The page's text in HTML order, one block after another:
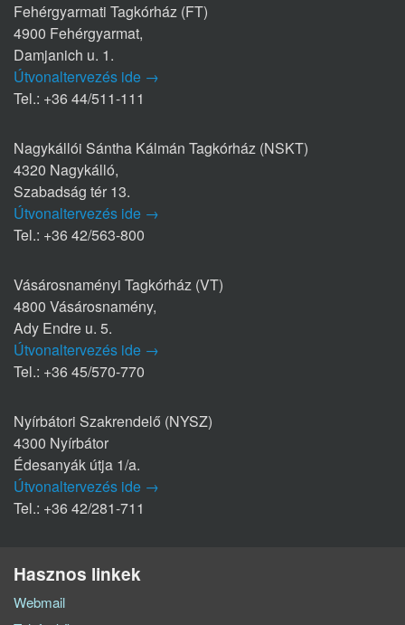
Fehérgyarmati Tagkórház (FT)
4900 Fehérgyarmat,
Damjanich u. 1.
Útvonaltervezés ide →
Tel.: +36 44/511-111
Nagykállói Sántha Kálmán Tagkórház (NSKT)
4320 Nagykálló,
Szabadság tér 13.
Útvonaltervezés ide →
Tel.: +36 42/563-800
Vásárosnaményi Tagkórház (VT)
4800 Vásárosnamény,
Ady Endre u. 5.
Útvonaltervezés ide →
Tel.: +36 45/570-770
Nyírbátori Szakrendelő (NYSZ)
4300 Nyírbátor
Édesanyák útja 1/a.
Útvonaltervezés ide →
Tel.: +36 42/281-711
Hasznos linkek
Webmail